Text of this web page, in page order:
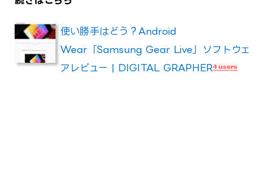
使い勝手はどう？Android
Wear「Samsung Gear Live」ソフトウェ
アレビュー | DIGITAL GRAPHER